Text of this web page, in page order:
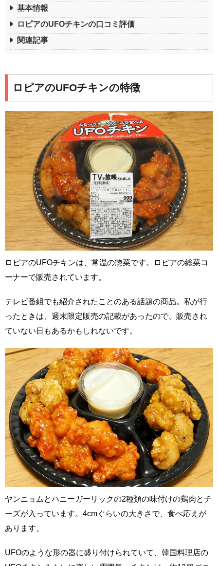
基本情報
ロピアのUFOチキンの口コミ評価
関連記事
ロピアのUFOチキンの特徴
ロピアのUFOチキンは、常温の惣菜です。ロピアの総菜コ
ーナーで販売されています。
テレビ番組でも紹介されたことのある話題の商品。私が行
ったときは、週末限定販売の記載があったので、販売され
ていない日もあるかもしれないです。
ヤンニョムとハニーガーリックの2種類の味付けの鶏肉とチ
ーズが入っています。4cmぐらいの大きさで、食べ応えが
あります。
UFOのような形の器に盛り付けられていて、韓国料理店の